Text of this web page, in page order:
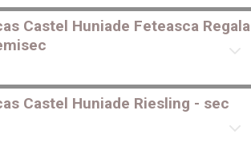
Castel Huniade Feteasca Regala
Castel Huniade Riesling - sec